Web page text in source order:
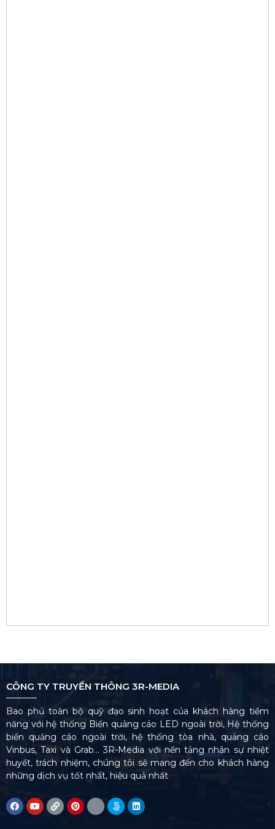
CÔNG TY TRUYỀN THÔNG 3R-MEDIA
Bao phủ toàn bộ quỹ đạo sinh hoạt của khách hàng tiềm
năng với hệ thống Biển quảng cáo LED ngoài trời, Hệ thống
biển quảng cáo ngoài trời, hệ thống tòa nhà, quảng cáo
Vinbus, Taxi và Grab… 3R-Media với nền tảng nhân sự nhiệt
huyết, trách nhiệm, chúng tôi sẽ mang đến cho khách hàng
những dịch vụ tốt nhất, hiệu quả nhất